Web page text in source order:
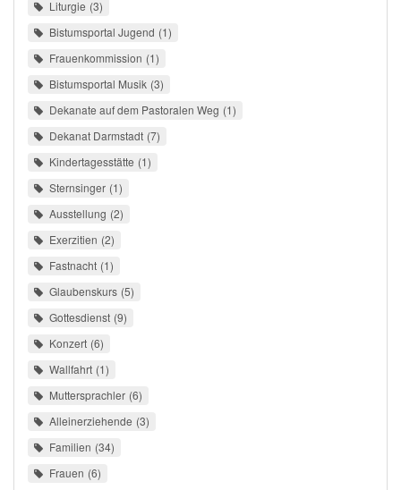
Liturgie 3
Bistumsportal Jugend 1
Frauenkommission 1
Bistumsportal Musik 3
Dekanate auf dem Pastoralen Weg 1
Dekanat Darmstadt 7
Kindertagesstätte 1
Sternsinger 1
Ausstellung 2
Exerzitien 2
Fastnacht 1
Glaubenskurs 5
Gottesdienst 9
Konzert 6
Wallfahrt 1
Muttersprachler 6
Alleinerziehende 3
Familien 34
Frauen 6